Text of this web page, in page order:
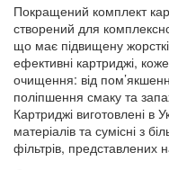
Покращений комплект
створений для
що має підвищену
ефективні картриджі,
очищення: від
поліпшення смаку та
Картриджі виготовлені в
матеріалів та сумісні з
фільтрів, представлених